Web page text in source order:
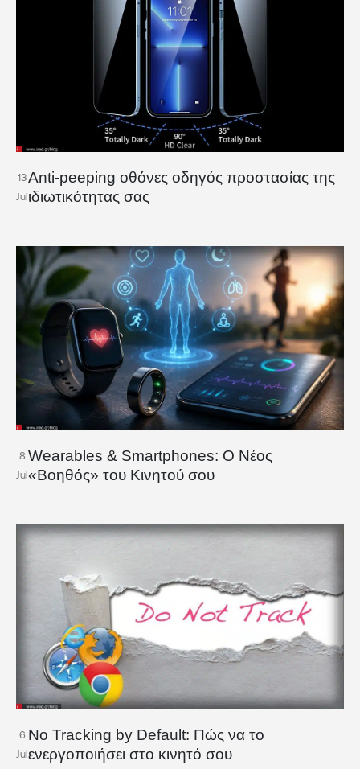
13
Jul
Anti-peeping οθόνες οδηγός προστασίας της
ιδιωτικότητας σας
8
Jul
Wearables & Smartphones: Ο Νέος
«Βοηθός» του Κινητού σου
6
Jul
No Tracking by Default: Πώς να το
ενεργοποιήσει στο κινητό σου